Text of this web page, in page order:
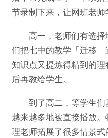
节录制下来，让网班老师
高一，老师们有选择
们把七中的教学「迁移
知识点又提炼得精到的
后再教给学生。
到了高二，等学生们
越来越多地被直接播放
理老师拓展了很多情景